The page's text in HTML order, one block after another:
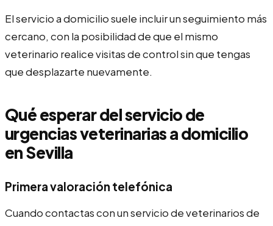
El servicio a domicilio suele incluir un seguimiento más
cercano, con la posibilidad de que el mismo
veterinario realice visitas de control sin que tengas
que desplazarte nuevamente.
Qué esperar del servicio de
urgencias veterinarias a domicilio
en Sevilla
Primera valoración telefónica
Cuando contactas con un servicio de veterinarios de